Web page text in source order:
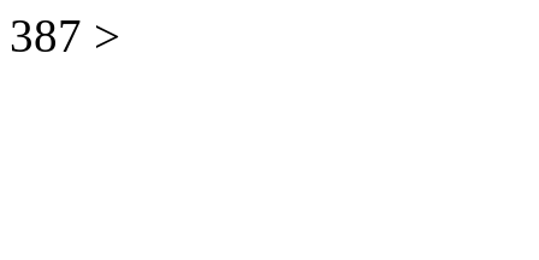
387 >